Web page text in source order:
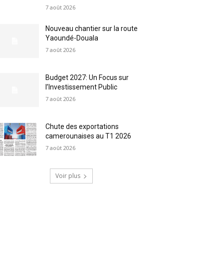
7 août 2026
Nouveau chantier sur la route
Yaoundé-Douala
7 août 2026
Budget 2027: Un Focus sur
l’Investissement Public
7 août 2026
Chute des exportations
camerounaises au T1 2026
7 août 2026
Voir plus